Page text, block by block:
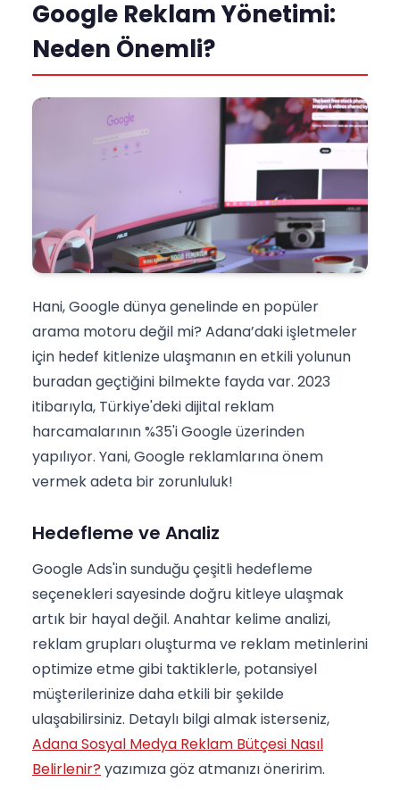
Google Reklam Yönetimi:
Neden Önemli?
Hani, Google dünya genelinde en popüler
arama motoru değil mi? Adana’daki işletmeler
için hedef kitlenize ulaşmanın en etkili yolunun
buradan geçtiğini bilmekte fayda var. 2023
itibarıyla, Türkiye'deki dijital reklam
harcamalarının %35'i Google üzerinden
yapılıyor. Yani, Google reklamlarına önem
vermek adeta bir zorunluluk!
Hedefleme ve Analiz
Google Ads'in sunduğu çeşitli hedefleme
seçenekleri sayesinde doğru kitleye ulaşmak
artık bir hayal değil. Anahtar kelime analizi,
reklam grupları oluşturma ve reklam metinlerini
optimize etme gibi taktiklerle, potansiyel
müşterilerinize daha etkili bir şekilde
ulaşabilirsiniz. Detaylı bilgi almak isterseniz,
Adana Sosyal Medya Reklam Bütçesi Nasıl
Belirlenir? yazımıza göz atmanızı öneririm.